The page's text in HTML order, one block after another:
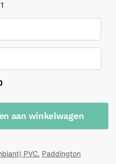
aan winkelwagen
PVC, Paddington